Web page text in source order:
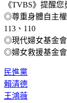
《TVBS》提醒您
◎尊重身體自主
113、110
◎現代婦女基金會
◎婦女救援基金會
民進黨
賴清德
王鴻薇